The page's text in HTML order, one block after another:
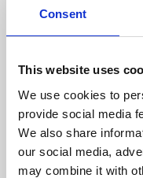
Consent
This website uses
We use cookies to
provide social media
We also share
our social media,
may combine it with
Comprimento Máximo
Diámetro da chaminé
Depressão necessária